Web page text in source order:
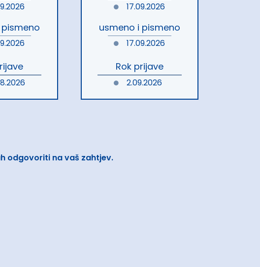
17.09.2026
usmeno i pismeno
17.09.2026
Rok prijave
2.09.2026
odgovoriti na vaš zahtjev.